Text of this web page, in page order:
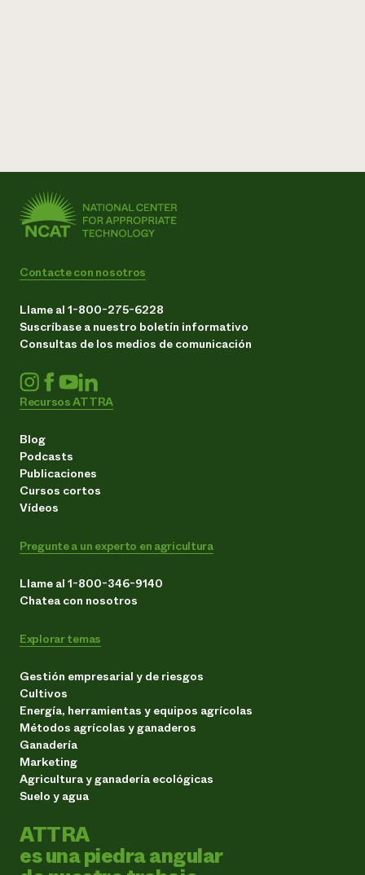
Contacte con nosotros
Llame al 1-800-275-6228
Suscríbase a nuestro boletín informativo
Consultas de los medios de comunicación
Recursos ATTRA
Blog
Podcasts
Publicaciones
Cursos cortos
Vídeos
Pregunte a un experto en agricultura
Llame al 1-800-346-9140
Chatea con nosotros
Explorar temas
Gestión empresarial y de riesgos
Cultivos
Energía, herramientas y equipos agrícolas
Métodos agrícolas y ganaderos
Ganadería
Marketing
Agricultura y ganadería ecológicas
Suelo y agua
ATTRA
es una piedra angular